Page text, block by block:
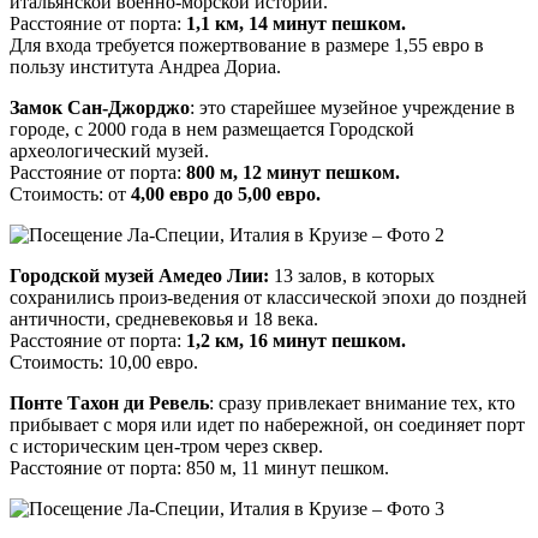
Расстояние от порта: 1,1 км, 14 минут пешком.
Для входа требуется пожертвование в размере 1,55 евро в
пользу института Андреа Дориа.
Замок Сан-Джорджо: это старейшее музейное учреждение в
городе, с 2000 года в нем размещается Городской
археологический музей.
Расстояние от порта: 800 м, 12 минут пешком.
Стоимость: от 4,00 евро до 5,00 евро.
Городской музей Амедео Лии: 13 залов, в которых
сохранились произ-ведения от классической эпохи до поздней
античности, средневековья и 18 века.
Расстояние от порта: 1,2 км, 16 минут пешком.
Стоимость: 10,00 евро.
Понте Тахон ди Ревель: сразу привлекает внимание тех, кто
прибывает с моря или идет по набережной, он соединяет порт
с историческим цен-тром через сквер.
Расстояние от порта: 850 м, 11 минут пешком.